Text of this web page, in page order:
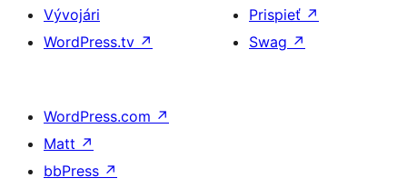
Vývojári
WordPress.tv ↗
Prispieť ↗
Swag ↗
WordPress.com ↗
Matt ↗
bbPress ↗